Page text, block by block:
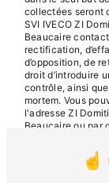
collectées seront
SVI IVECO ZI
Beaucaire
rectification,
d’opposition, de
droit d’introduire
contrôle, ainsi
mortem. Vous
l'adresse ZI
Beaucaire ou par
demandé. Nous
prise de contact
fins probatoires